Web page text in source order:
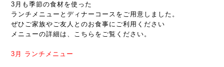
3月も季節の食材を使った
ランチメニューとディナーコースをご用意しました。
ぜひご家族やご友人とのお食事にご利用ください
メニューの詳細は、こちらをご覧ください。
3月 ランチメニュー